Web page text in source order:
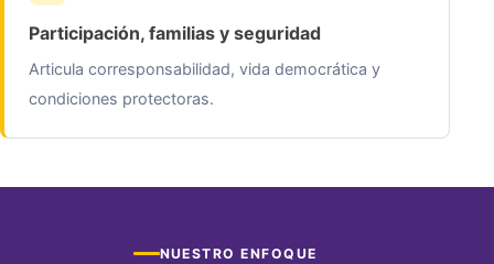
Participación, familias y seguridad
Articula corresponsabilidad, vida democrática y
condiciones protectoras.
NUESTRO ENFOQUE